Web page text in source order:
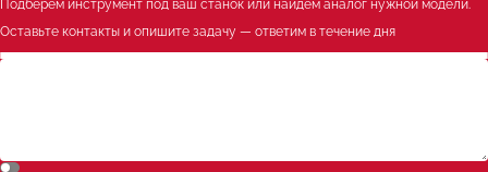
Подберем инструмент под ваш станок или найдем аналог нужной модели.
Оставьте контакты и опишите задачу — ответим в течение дня